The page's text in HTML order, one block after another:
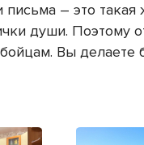
письма – это
души. Поэтому
Вы делаете